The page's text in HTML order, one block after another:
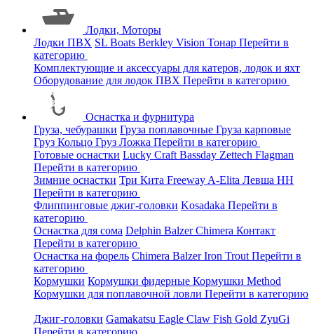
Лодки, Моторы
Лодки ПВХ SL Boats Berkley Vision Тонар Перейти в
категорию
Комплектующие и аксессуары для катеров, лодок и яхт
Оборудование для лодок ПВХ Перейти в категорию
Оснастка и фурнитура
Груза, чебурашки Груза поплавочные Груза карповые
Груз Кольцо Груз Ложка Перейти в категорию
Готовые оснастки Lucky Craft Bassday Zettech Flagman
Перейти в категорию
Зимние оснастки Три Кита Freeway A-Elita Левша НН
Перейти в категорию
Флиппинговые джиг-головки Kosadaka Перейти в
категорию
Оснастка для сома Delphin BalzerChimera Контакт
Перейти в категорию
Оснастка на форель Chimera BalzerIron Trout Перейти в
категорию
Кормушки Кормушки фидерные Кормушки Method
Кормушки для поплавочной ловли Перейти в категорию
Джиг-головки Gamakatsu Eagle Claw Fish Gold ZyuGi
Перейти в категорию